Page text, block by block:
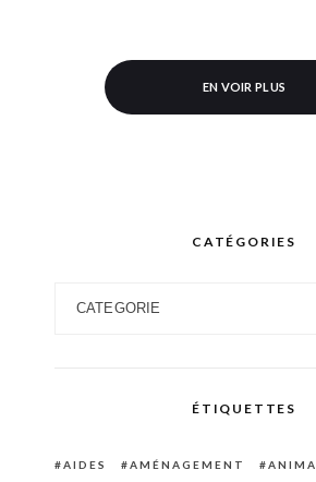
EN VOIR PLUS
CATÉGORIES
ÉTIQUETTES
AIDES AMÉNAGEMENT